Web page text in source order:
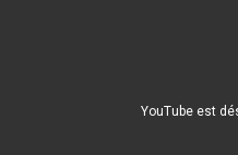
YouTube est
les femmes et leur